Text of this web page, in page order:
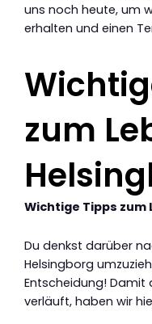
uns noch heute, um
erhalten und einen
zum
Wichtige Tipps zum
Du denkst darüber
Helsingborg
Entscheidung! Damit
verläuft, haben wir